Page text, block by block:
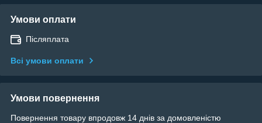
Умови оплати
Післяплата
Всі умови оплати
Умови повернення
Повернення товару впродовж 14 днів за домовленістю